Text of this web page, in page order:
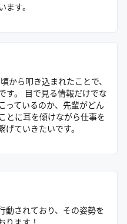
す。
から叩き込まれたことで、
す。 目で見る情報だけでな
っているのか、先輩がどん
とに耳を傾けながら仕事を
ていきたいです。
動されており、その姿勢を
ります！